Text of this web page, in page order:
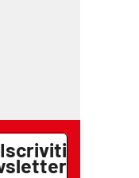
Iscriviti